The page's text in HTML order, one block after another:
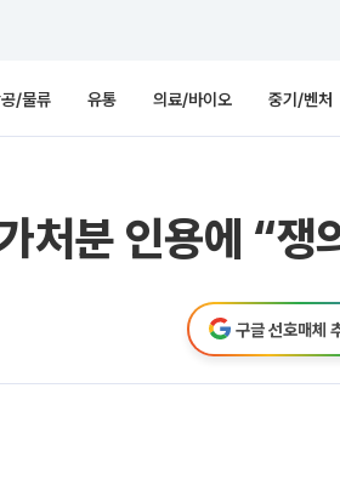
/물류 유통 의료/바이오 중기/벤처
처분 인용에 “쟁
구글 선호매체